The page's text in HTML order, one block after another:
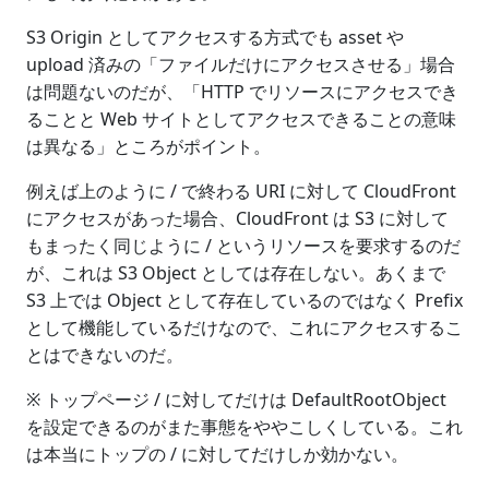
S3 Origin としてアクセスする方式でも asset や
upload 済みの「ファイルだけにアクセスさせる」場合
は問題ないのだが、「HTTP でリソースにアクセスでき
ることと Web サイトとしてアクセスできることの意味
は異なる」ところがポイント。
例えば上のように / で終わる URI に対して CloudFront
にアクセスがあった場合、CloudFront は S3 に対して
もまったく同じように / というリソースを要求するのだ
が、これは S3 Object としては存在しない。あくまで
S3 上では Object として存在しているのではなく Prefix
として機能しているだけなので、これにアクセスするこ
とはできないのだ。
※ トップページ / に対してだけは DefaultRootObject
を設定できるのがまた事態をややこしくしている。これ
は本当にトップの / に対してだけしか効かない。